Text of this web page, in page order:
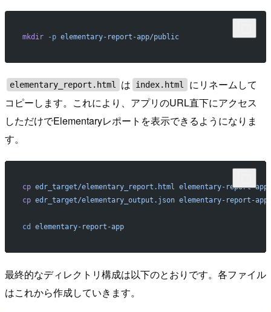
mkdir -p elementary-report-app/public
elementary_report.html は index.html
にリネームして
コピーします。これにより、アプリのURL直下にアクセス
しただけでElementaryレポートを表示できるようになりま
す。
cp edr_target/elementary_report.html elementary-report-
cp edr_target/elementary_output.json elementary-report-
cd elementary-report-app
最終的なディレクトリ構成は以下のとおりです。各ファイル
はこれから作成していきます。